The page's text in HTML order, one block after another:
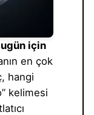
için
en çok
hangi
kelimesi